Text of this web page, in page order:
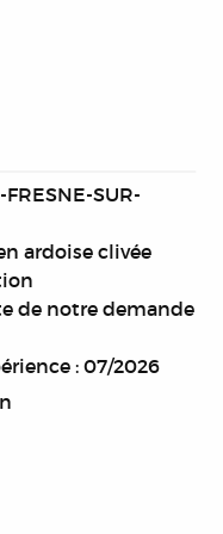
SUR-
ardoise clivée
de notre demande
: 07/2026